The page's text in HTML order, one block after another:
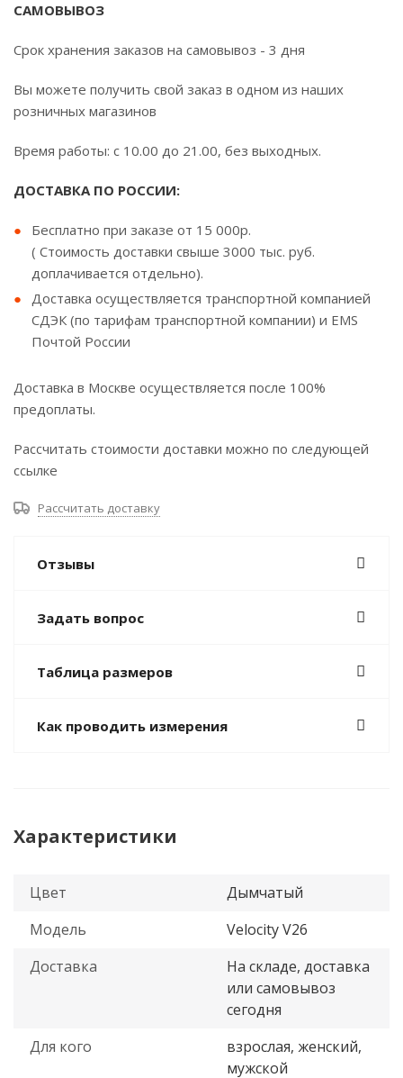
САМОВЫВОЗ
Срок хранения заказов на самовывоз - 3 дня
Вы можете получить свой заказ в одном из наших
розничных магазинов
Время работы: с 10.00 до 21.00, без выходных.
ДОСТАВКА ПО РОССИИ:
Бесплатно при заказе от 15 000р.
( Стоимость доставки свыше 3000 тыс. руб.
доплачивается отдельно).
Доставка осуществляется транспортной компанией
СДЭК (по тарифам транспортной компании) и EMS
Почтой России
Доставка в Москве осуществляется после 100%
предоплаты.
Рассчитать стоимости доставки можно по следующей
ссылке
Рассчитать доставку
Отзывы
Задать вопрос
Таблица размеров
Как проводить измерения
Характеристики
Цвет
Дымчатый
Модель
Velocity V26
Доставка
На складе, доставка
или самовывоз
сегодня
Для кого
взрослая, женский,
мужской